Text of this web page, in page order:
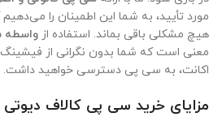
مورد تأیید، به شما این اطمینان را
هیچ مشکلی باقی بماند. استفاده از واسطه
معنی است که شما بدون نگرانی از
اکانت، به سی پی دسترسی خواهید داشت.
مزایای خرید سی پی کالاف